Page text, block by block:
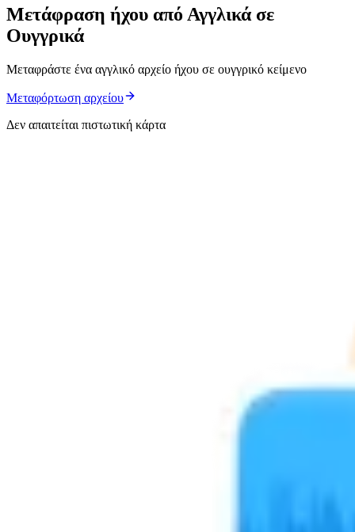
Μετάφραση ήχου από Αγγλικά σε
Ουγγρικά
Μεταφράστε ένα αγγλικό αρχείο ήχου σε ουγγρικό κείμενο
Μεταφόρτωση αρχείου
Δεν απαιτείται πιστωτική κάρτα